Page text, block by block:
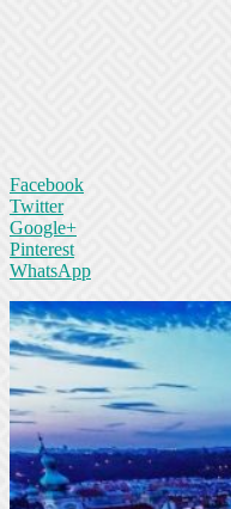
Facebook
Twitter
Google+
Pinterest
WhatsApp